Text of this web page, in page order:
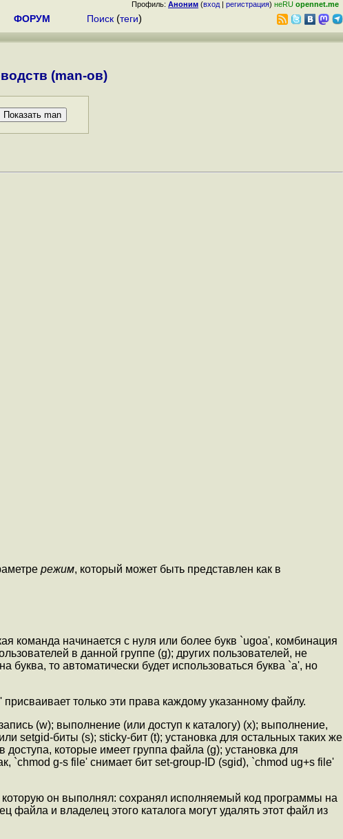
Профиль: Аноним (вход | регистрация) неRU opennet.me
ФОРУМ Поиск (теги)
(man-ов)
режим, который может быть представлен как в
команда начинается с нуля или более букв `ugoa', комбинация
в данной группе (g); других пользователей, не
то автоматически будет использоваться буква `a', но
только эти права каждому указанному файлу.
(w); выполнение (или доступ к каталогу) (x); выполнение,
setgid-биты (s); sticky-бит (t); установка для остальных таких же
которые имеет группа файла (g); установка для
`chmod g-s file' снимает бит set-group-ID (sgid), `chmod ug+s file'
он выполнял: сохранял исполняемый код программы на
файла и владелец этого каталога могут удалять этот файл из